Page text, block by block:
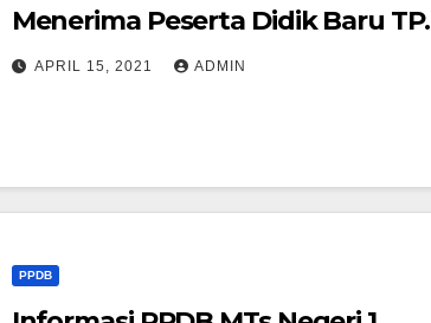
Menerima Peserta Didik Baru TP.
2021/2022
APRIL 15, 2021 ADMIN
PPDB